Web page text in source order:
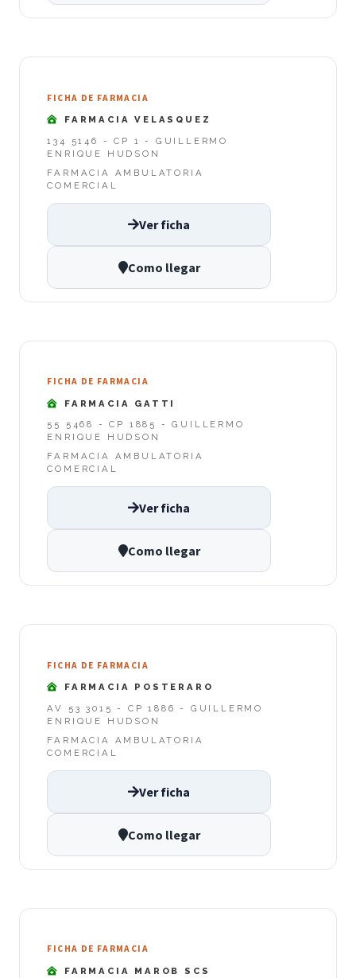
FICHA DE FARMACIA
FARMACIA VELASQUEZ
134 5146 - CP 1 - GUILLERMO
ENRIQUE HUDSON
FARMACIA AMBULATORIA
COMERCIAL
Ver ficha
Como llegar
FICHA DE FARMACIA
FARMACIA GATTI
55 5468 - CP 1885 - GUILLERMO
ENRIQUE HUDSON
FARMACIA AMBULATORIA
COMERCIAL
Ver ficha
Como llegar
FICHA DE FARMACIA
FARMACIA POSTERARO
AV 53 3015 - CP 1886 - GUILLERMO
ENRIQUE HUDSON
FARMACIA AMBULATORIA
COMERCIAL
Ver ficha
Como llegar
FICHA DE FARMACIA
FARMACIA MAROB SCS